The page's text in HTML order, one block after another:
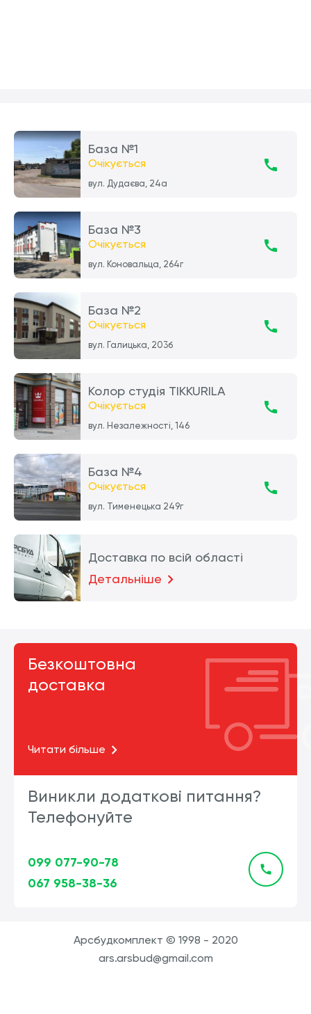
База №1
Очікується
вул. Дудаєва, 24а
База №3
Очікується
вул. Коновальца, 264г
База №2
Очікується
вул. Галицька, 203б
Колор студія TIKKURILA
Очікується
вул. Незалежності, 146
База №4
Очікується
вул. Тименецька 249г
Доставка по всій області
Детальніше
Безкоштовна
доставка
Читати більше
Виникли додаткові питання?
Телефонуйте
099 077-90-78
067 958-38-36
ars.arsbud@gmail.com
Арсбудкомплект © 1998 - 2020